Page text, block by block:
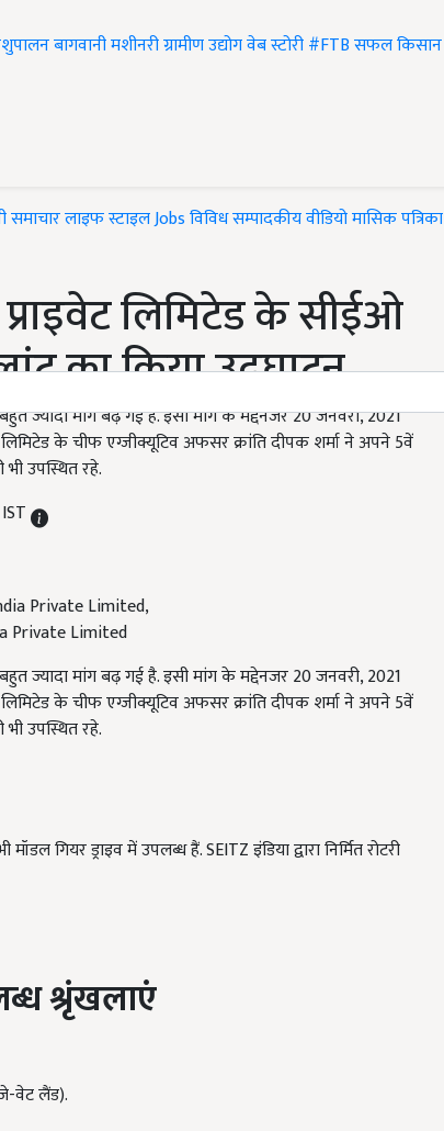
बागवानीमशीनरीग्रामीण उद्योगवेब स्टोरी#FTBसफल किसान
समाचारलाइफ स्टाइलJobsविविधसम्पादकीयवीडियोमासिक पत्रिका
लिमिटेड के सीईओ
का किया उद्घाटन
ज्यादा मांग बढ़ गई है. इसी मांग के मद्देनजर 20 जनवरी, 2021
लिमिटेड के चीफ एग्जीक्यूटिव अफसर क्रांति दीपक शर्मा ने अपने 5वें
उपस्थित रहे.
Private Limited
ज्यादा मांग बढ़ गई है. इसी मांग के मद्देनजर 20 जनवरी, 2021
लिमिटेड के चीफ एग्जीक्यूटिव अफसर क्रांति दीपक शर्मा ने अपने 5वें
उपस्थित रहे.
गियर ड्राइव में उपलब्ध हैं. SEITZ इंडिया द्वारा निर्मित रोटरी
श्रृंखलाएं
वेट लैंड).